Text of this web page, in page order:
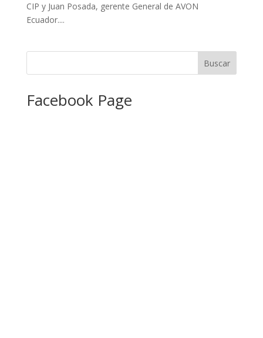
CIP y Juan Posada, gerente General de AVON
Ecuador....
Facebook Page